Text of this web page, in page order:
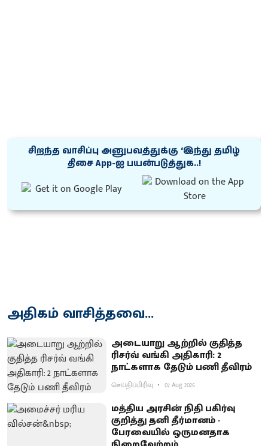
சிறந்த வாசிப்பு அனுபவத்துக்கு ‘இந்து தமிழ்
திசை App-ஐ பயன்படுத்துக..!
அதிகம் வாசித்தவை...
அடையாறு ஆற்றில் குதித்த
ரிசர்வ் வங்கி அதிகாரி: 2
நாட்களாக தேடும் பணி தீவிரம்
செய்திப்பிரிவு 07 Aug 2026
மத்திய அரசின் நிதி பகிர்வு
குறித்து தனி தீர்மானம் -
பேரவையில் ஒருமனதாக